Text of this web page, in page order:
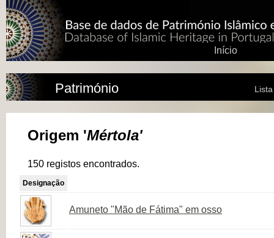
Início
Património
Origem 'Mértola'
150 registos encontrados.
Designação
Amuneto "Mão de Fátima" em osso